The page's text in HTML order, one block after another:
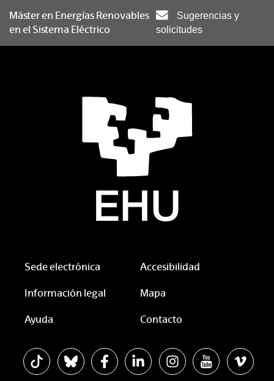
Máster en Energías Renovables
en el Sistema Eléctrico
Sugerencias y
solicitudes
Sede electrónica Accesibilidad
Información legal Mapa
Ayuda Contacto
La EHU en Tiktok
La EHU en Bluesky
La EHU en Facebook
La EHU en Linkedin
La EHU en Instagram
La EHU en
La